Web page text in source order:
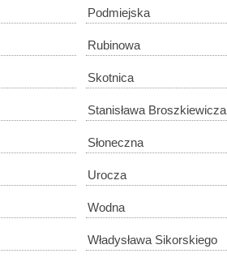
Podmiejska
Rubinowa
Skotnica
Stanisława Broszkiewicza
Słoneczna
Urocza
Wodna
Władysława Sikorskiego